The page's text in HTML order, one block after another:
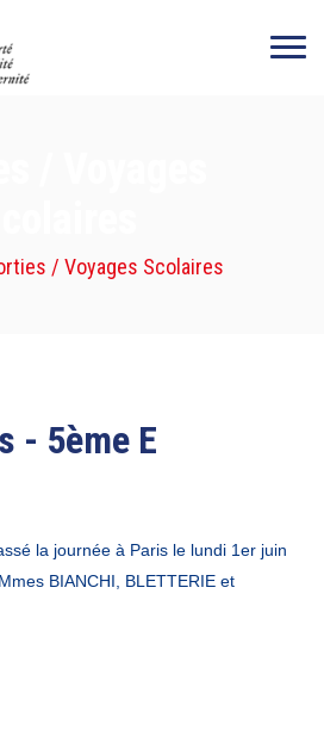
/ Voyages Scolaires
- 5ème E
la journée à Paris le lundi 1er juin
BIANCHI, BLETTERIE et